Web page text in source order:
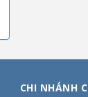
CHI NHÁNH